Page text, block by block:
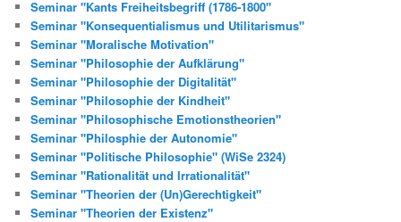
Seminar "Kants Freiheitsbegriff (1786-1800"
Seminar "Konsequentialismus und Utilitarismus"
Seminar "Moralische Motivation"
Seminar "Philosophie der Aufklärung"
Seminar "Philosophie der Digitalität"
Seminar "Philosophie der Kindheit"
Seminar "Philosophische Emotionstheorien"
Seminar "Philosphie der Autonomie"
Seminar "Politische Philosophie" (WiSe 2324)
Seminar "Rationalität und Irrationalität"
Seminar "Theorien der (Un)Gerechtigkeit"
Seminar "Theorien der Existenz"